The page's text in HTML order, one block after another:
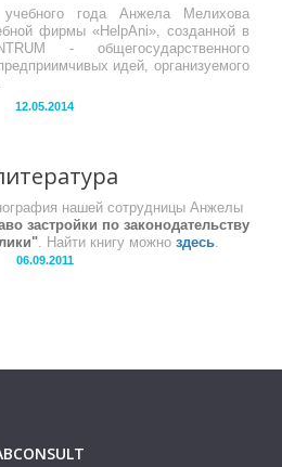
года Анжела Мелихова
фирмы «HelpAni», созданной в
- общегосударственного
идей, организуемого
12.05.2014
нашей сотрудницы Анжелы
застройки по законодательству
. Найти книгу можно здесь.
06.09.2011